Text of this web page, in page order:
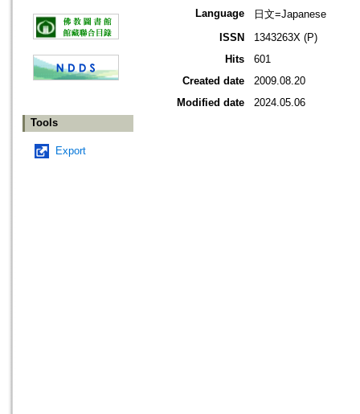
Tools
Export
Language
日文=Japanese
ISSN
1343263X (P)
Hits
601
Created date
2009.08.20
Modified date
2024.05.06